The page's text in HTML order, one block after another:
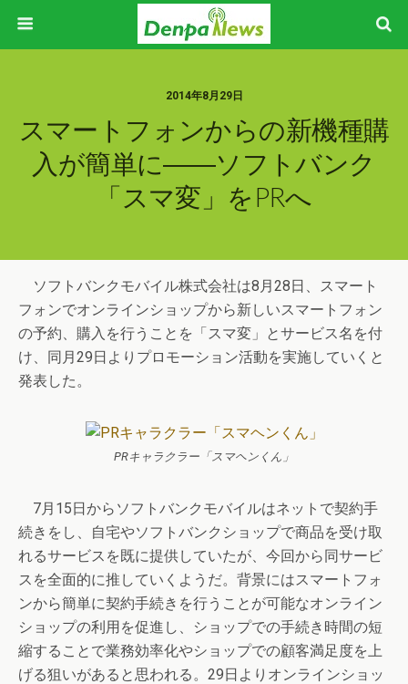
2014年8月29日
スマートフォンからの新機種購
入が簡単に――ソフトバンク
「スマ変」をPRへ
ソフトバンクモバイル株式会社は8月28日、スマート
フォンでオンラインショップから新しいスマートフォン
の予約、購入を行うことを「スマ変」とサービス名を付
け、同月29日よりプロモーション活動を実施していくと
発表した。
PRキャラクラー「スマヘンくん」
7月15日からソフトバンクモバイルはネットで契約手
続きをし、自宅やソフトバンクショップで商品を受け取
れるサービスを既に提供していたが、今回から同サービ
スを全面的に推していくようだ。背景にはスマートフォ
ンから簡単に契約手続きを行うことが可能なオンライン
ショップの利用を促進し、ショップでの手続き時間の短
縮することで業務効率化やショップでの顧客満足度を上
げる狙いがあると思われる。29日よりオンラインショッ